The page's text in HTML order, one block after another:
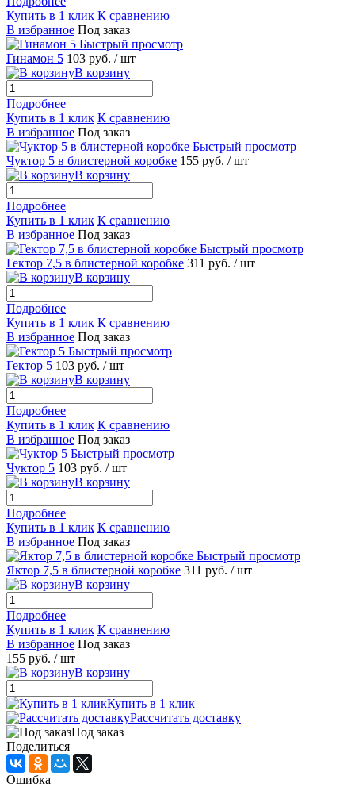
Купить в 1 клик К сравнению
В избранное Под заказ
Быстрый просмотр
Гинамон 5 103 руб. / шт
В корзину
Подробнее
Купить в 1 клик К сравнению
В избранное Под заказ
Быстрый просмотр
Чуктор 5 в блистерной коробке 155 руб. / шт
В корзину
Подробнее
Купить в 1 клик К сравнению
В избранное Под заказ
Быстрый просмотр
Гектор 7,5 в блистерной коробке 311 руб. / шт
В корзину
Подробнее
Купить в 1 клик К сравнению
В избранное Под заказ
Быстрый просмотр
Гектор 5 103 руб. / шт
В корзину
Подробнее
Купить в 1 клик К сравнению
В избранное Под заказ
Быстрый просмотр
Чуктор 5 103 руб. / шт
В корзину
Подробнее
Купить в 1 клик К сравнению
В избранное Под заказ
Быстрый просмотр
Яктор 7,5 в блистерной коробке 311 руб. / шт
В корзину
Подробнее
Купить в 1 клик К сравнению
В избранное Под заказ
155 руб. / шт
В корзину
Купить в 1 клик
Рассчитать доставку
Под заказ
Поделиться
Ошибка